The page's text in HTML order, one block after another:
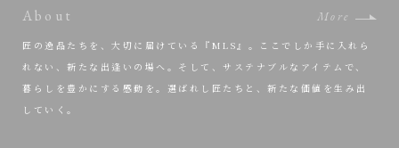
About More
匠の逸品たちを、大切に届けている『MLS』。ここでしか手に入れら
れない、新たな出逢いの場へ。そして、サステナブルなアイテムで、
暮らしを豊かにする感動を。選ばれし匠たちと、新たな価値を生み出
していく。